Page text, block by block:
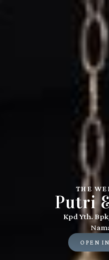
THE
Putri
Kpd Yth.
OPEN